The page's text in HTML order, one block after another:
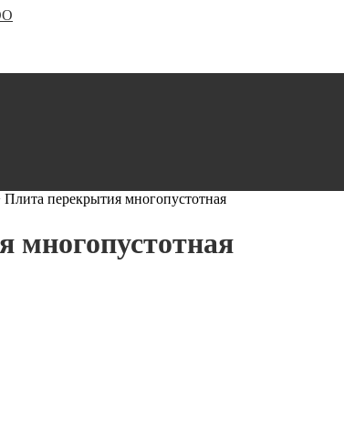
Плита перекрытия многопустотная
многопустотная